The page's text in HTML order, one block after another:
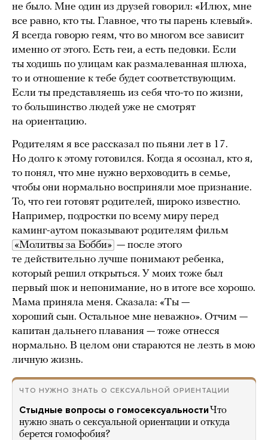
не было. Мне один из друзей говорил: «Илюх, мне
все равно, кто ты. Главное, что ты парень клевый».
Я всегда говорю геям, что во многом все зависит
именно от этого. Есть геи, а есть педовки. Если
ты ходишь по улицам как размалеванная шлюха,
то и отношение к тебе будет соответствующим.
Если ты представляешь из себя что-то по жизни,
то большинство людей уже не смотрят
на ориентацию.
Родителям я все рассказал по пьяни лет в 17.
Но долго к этому готовился. Когда я осознал, кто я,
то понял, что мне нужно верховодить в семье,
чтобы они нормально восприняли мое признание.
То, что геи готовят родителей, широко известно.
Например, подростки по всему миру перед
каминг-аутом показывают родителям фильм
«Молитвы за Бобби» — после этого
те действительно лучше понимают ребенка,
который решил открыться. У моих тоже был
первый шок и непонимание, но в итоге все хорошо.
Мама приняла меня. Сказала: «Ты —
хороший сын. Остальное мне неважно». Отчим —
капитан дальнего плавания — тоже отнесся
нормально. В целом они стараются не лезть в мою
личную жизнь.
ЧТО НУЖНО ЗНАТЬ О СЕКСУАЛЬНОЙ ОРИЕНТАЦИИ
Стыдные вопросы о гомосексуальностиЧто
нужно знать о сексуальной ориентации и откуда
берется гомофобия?